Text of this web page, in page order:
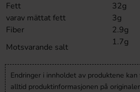
Fett
32g
varav mättat fett
3g
Fiber
2.9g
Motsvarande salt
1.7g
Endringer i innholdet av produktene
alltid produktinformasjonen på